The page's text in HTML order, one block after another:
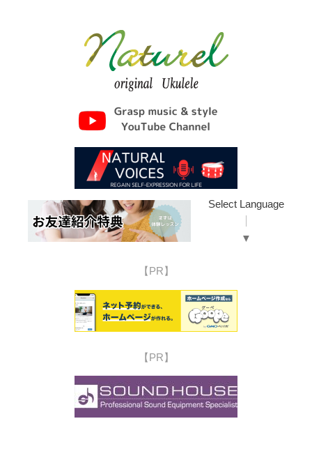
Select Language
▼
【PR】
【PR】